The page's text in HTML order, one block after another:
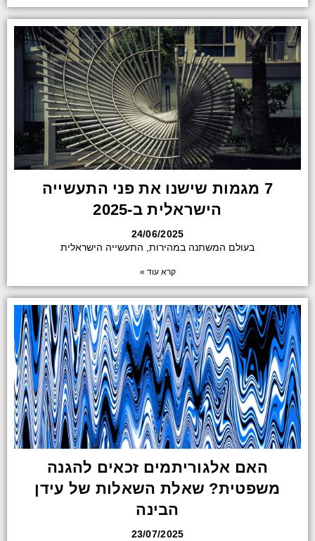
7 מגמות שישנו את פני התעשייה
הישראלית ב-2025
24/06/2025
בעולם המשתנה במהירות, התעשייה הישראלית
קרא עוד »
האם אלגוריתמים זכאים להגנה
משפטית? שאלת השאלות של עידן
הבינה
23/07/2025